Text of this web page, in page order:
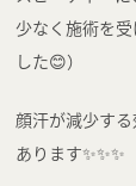
少なく施術を
した😊）
顔汗が減少す
あります✨✨✨